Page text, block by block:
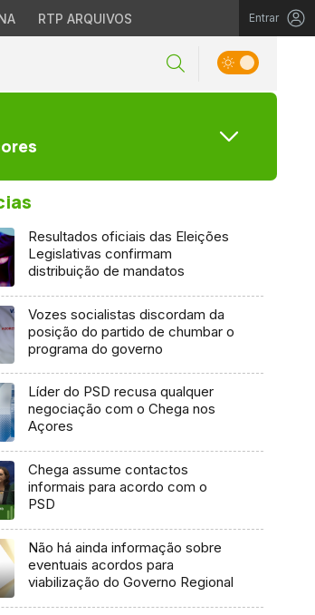
RTP ARQUIVOS Entrar
Resultados oficiais das Eleições
Legislativas confirmam
distribuição de mandatos
Vozes socialistas discordam da
posição do partido de chumbar o
programa do governo
Líder do PSD recusa qualquer
negociação com o Chega nos
Açores
Chega assume contactos
informais para acordo com o
PSD
Não há ainda informação sobre
eventuais acordos para
viabilização do Governo Regional